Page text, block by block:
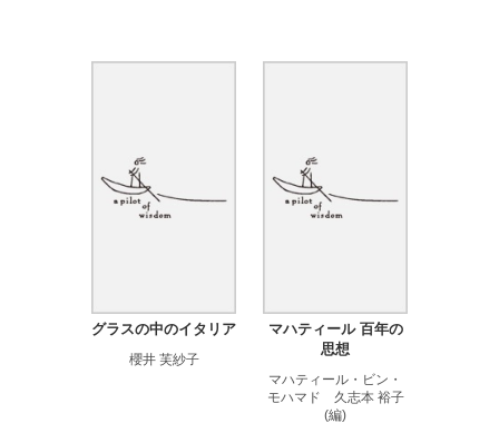
グラスの中のイタリア
櫻井 芙紗子
マハティール 百年の
思想
マハティール・ビン・
モハマド 久志本 裕子
(編)